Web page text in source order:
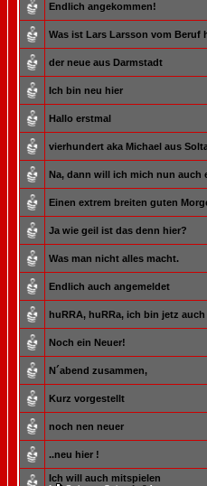
Endlich angekommen!
Was ist Lars Larsson vom Beruf
der neue aus Darmstadt
Ich bin neu hier
Hallo erstmal
vierhundert aka Michael aus
Na, dann will ich mich nun auch
Einen extrem breiten guten
Ja wie geil ist das denn hier?
Was man nicht alles macht.
Endlich auch angemeldet
huRRA, huRRa, ich bin jetz auch
Noch ein Neuer!
N´abend zusammen,
Kurz vorgestellt
noch nen neuer
..neu hier !
Ich will auch mitspielen